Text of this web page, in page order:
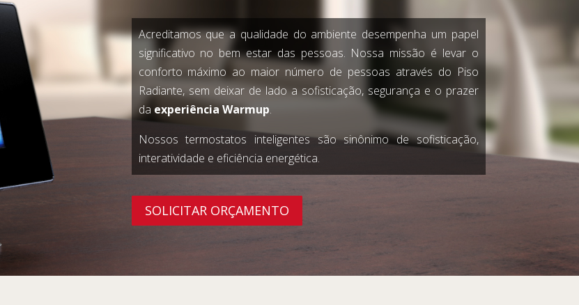
Acreditamos que a qualidade do ambiente desempenha um papel
significativo no bem estar das pessoas. Nossa missão é levar o
conforto máximo ao maior número de pessoas através do Piso
Radiante, sem deixar de lado a sofisticação, segurança e o prazer
da experiência Warmup.
Nossos termostatos inteligentes são sinônimo de sofisticação,
interatividade e eficiência energética.
SOLICITAR ORÇAMENTO